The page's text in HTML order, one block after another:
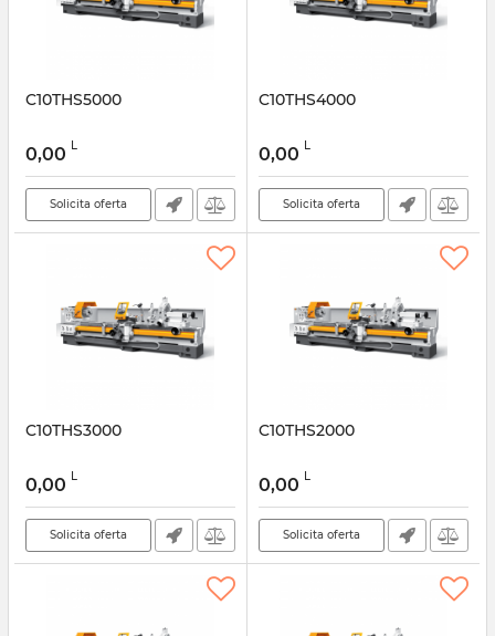
C10THS5000
0,00 L
Solicita oferta
C10THS4000
0,00 L
Solicita oferta
C10THS3000
0,00 L
Solicita oferta
C10THS2000
0,00 L
Solicita oferta